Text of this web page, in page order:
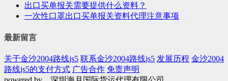
出口买单报关需要提供什么资料？
一次性口罩出口买单报关资料代理注意事项
最新留言
关于金沙2004路线js5 联系金沙2004路线js5 发展历程 金沙2004
路线js5的支付方式 广告合作 免责声明